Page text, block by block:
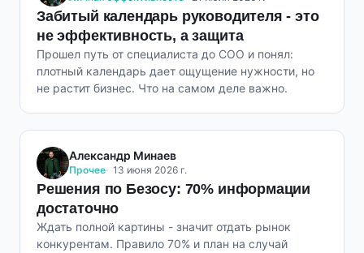
Забитый календарь руководителя - это
не эффективность, а защита
Прошел путь от специалиста до COO и понял:
плотный календарь дает ощущение нужности, но
не растит бизнес. Что на самом деле важно.
Александр Минаев
Прочее 13 июня 2026 г.
Решения по Безосу: 70% информации
достаточно
Ждать полной картины - значит отдать рынок
конкурентам. Правило 70% и план на случай